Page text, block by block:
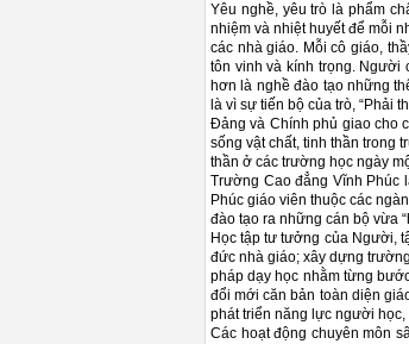
Yêu nghề, yêu trò là phẩm
nhiệm và nhiệt huyết để mỗi
các nhà giáo. Mỗi cô giáo,
tôn vinh và kính trọng. Người
hơn là nghề đào tạo những
là vì sự tiến bộ của trò, “Phải
Đảng và Chính phủ giao cho
sống vật chất, tinh thần trong
thần ở các trường học ngày
Trường Cao đẳng Vĩnh Phúc
Phúc giáo viên thuộc các
đào tạo ra những cán bộ vừa
Học tập tư tưởng của Người,
đức nhà giáo; xây dựng
pháp dạy học nhằm từng
đổi mới căn bản toàn diện
phát triển năng lực người
Các hoạt động chuyên môn